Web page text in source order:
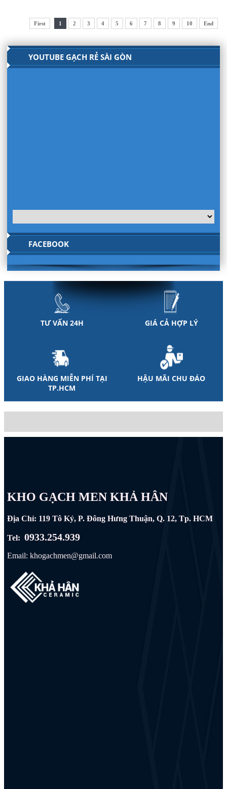
First 1 2 3 4 5 6 7 8 9 10 End
YOUTUBE GẠCH RẺ SÀI GÒN
FACEBOOK
TƯ VẤN 24H GIÁ CẢ HỢP LÝ
GIAO HÀNG MIỄN PHÍ TẠI
TP.HCM
HẬU MÃI CHU ĐÁO
KHO GẠCH MEN KHẢ HÂN
Địa Chỉ: 119 Tô Ký, P. Đông Hưng Thuận, Q. 12, Tp. HCM
Tel:0933.254.939
Email: khogachmen@gmail.com